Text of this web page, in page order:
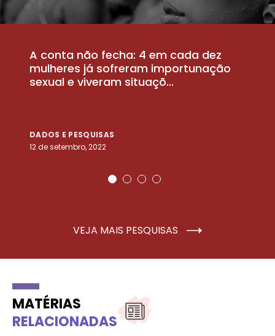
A conta não fecha: 4 em cada dez
mulheres já sofreram importunação
sexual e viveram situaçõ...
DADOS E PESQUISAS
12 de setembro, 2022
VEJA MAIS PESQUISAS
MATÉRIAS
RELACIONADAS